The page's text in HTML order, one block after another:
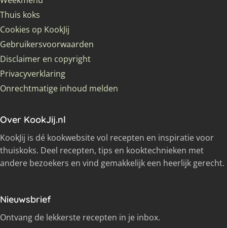
Thuis koks
Cookies op KookJij
Gebruikersvoorwaarden
Disclaimer en copyright
Privacyverklaring
Onrechtmatige inhoud melden
Over KookJij.nl
KookJij is dé kookwebsite vol recepten en inspiratie voor
thuiskoks. Deel recepten, tips en kooktechnieken met
andere bezoekers en vind gemakkelijk een heerlijk gerecht.
Nieuwsbrief
Ontvang de lekkerste recepten in je inbox.